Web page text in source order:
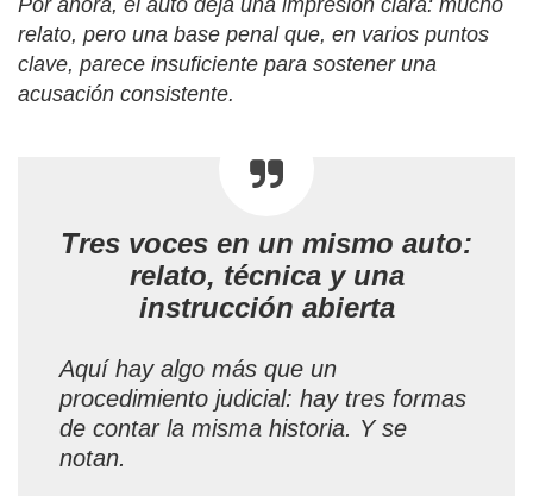
relato, pero una base penal que, en varios puntos
clave, parece insuficiente para sostener una
acusación consistente.
Tres voces en un mismo auto:
relato, técnica y una
instrucción abierta
Aquí hay algo más que un
procedimiento judicial: hay tres formas
de contar la misma historia. Y se
notan.